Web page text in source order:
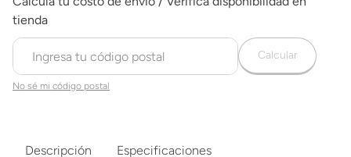
No sé mi código postal
Calcular
Descripción Especificaciones